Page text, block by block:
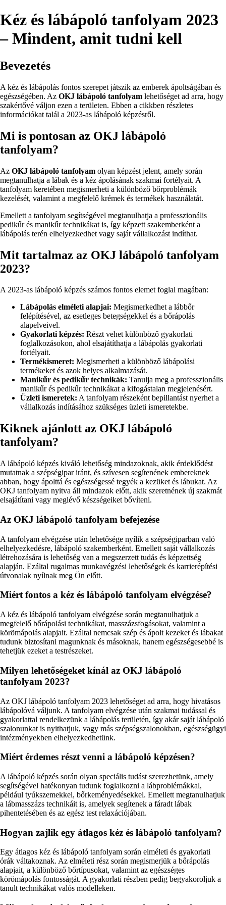
Kéz és lábápoló tanfolyam 2023
– Mindent, amit tudni kell
Bevezetés
A kéz és lábápolás fontos szerepet játszik az emberek ápoltságában és
egészségében. Az OKJ lábápoló tanfolyam lehetőséget ad arra, hogy
szakértővé váljon ezen a területen. Ebben a cikkben részletes
információkat talál a 2023-as lábápoló képzésről.
Mi is pontosan az OKJ lábápoló
tanfolyam?
Az OKJ lábápoló tanfolyam olyan képzést jelent, amely során
megtanulhatja a lábak és a kéz ápolásának szakmai fortélyait. A
tanfolyam keretében megismerheti a különböző bőrproblémák
kezelését, valamint a megfelelő krémek és termékek használatát.
Emellett a tanfolyam segítségével megtanulhatja a professzionális
pedikűr és manikűr technikákat is, így képzett szakemberként a
lábápolás terén elhelyezkedhet vagy saját vállalkozást indíthat.
Mit tartalmaz az OKJ lábápoló tanfolyam
2023?
A 2023-as lábápoló képzés számos fontos elemet foglal magában:
Lábápolás elméleti alapjai: Megismerkedhet a lábbőr
felépítésével, az esetleges betegségekkel és a bőrápolás
alapelveivel.
Gyakorlati képzés: Részt vehet különböző gyakorlati
foglalkozásokon, ahol elsajátíthatja a lábápolás gyakorlati
fortélyait.
Termékismeret: Megismerheti a különböző lábápolási
termékeket és azok helyes alkalmazását.
Manikűr és pedikűr technikák: Tanulja meg a professzionális
manikűr és pedikűr technikákat a kifogástalan megjelenésért.
Üzleti ismeretek: A tanfolyam részeként bepillantást nyerhet a
vállalkozás indításához szükséges üzleti ismeretekbe.
Kiknek ajánlott az OKJ lábápoló
tanfolyam?
A lábápoló képzés kiváló lehetőség mindazoknak, akik érdeklődést
mutatnak a szépségipar iránt, és szívesen segítenének embereknek
abban, hogy ápolttá és egészségessé tegyék a kezüket és lábukat. Az
OKJ tanfolyam nyitva áll mindazok előtt, akik szeretnének új szakmát
elsajátítani vagy meglévő készségeiket bővíteni.
Az OKJ lábápoló tanfolyam befejezése
A tanfolyam elvégzése után lehetősége nyílik a szépségiparban való
elhelyezkedésre, lábápoló szakemberként. Emellett saját vállalkozás
létrehozására is lehetőség van a megszerzett tudás és képzettség
alapján. Ezáltal rugalmas munkavégzési lehetőségek és karrierépítési
útvonalak nyílnak meg Ön előtt.
Miért fontos a kéz és lábápoló tanfolyam elvégzése?
A kéz és lábápoló tanfolyam elvégzése során megtanulhatjuk a
megfelelő bőrápolási technikákat, masszázsfogásokat, valamint a
körömápolás alapjait. Ezáltal nemcsak szép és ápolt kezeket és lábakat
tudunk biztosítani magunknak és másoknak, hanem egészségesebbé is
tehetjük ezeket a testrészeket.
Milyen lehetőségeket kínál az OKJ lábápoló
tanfolyam 2023?
Az OKJ lábápoló tanfolyam 2023 lehetőséget ad arra, hogy hivatásos
lábápolóvá váljunk. A tanfolyam elvégzése után szakmai tudással és
gyakorlattal rendelkezünk a lábápolás területén, így akár saját lábápoló
szalonunkat is nyithatjuk, vagy más szépségszalonokban, egészségügyi
intézményekben elhelyezkedhetünk.
Miért érdemes részt venni a lábápoló képzésen?
A lábápoló képzés során olyan speciális tudást szerezhetünk, amely
segítségével hatékonyan tudunk foglalkozni a lábproblémákkal,
például tyúkszemekkel, bőrkeményedésekkel. Emellett megtanulhatjuk
a lábmasszázs technikáit is, amelyek segítenek a fáradt lábak
pihentetésében és az egész test relaxációjában.
Hogyan zajlik egy átlagos kéz és lábápoló tanfolyam?
Egy átlagos kéz és lábápoló tanfolyam során elméleti és gyakorlati
órák váltakoznak. Az elméleti rész során megismerjük a bőrápolás
alapjait, a különböző bőrtípusokat, valamint az egészséges
körömápolás fontosságát. A gyakorlati részben pedig begyakoroljuk a
tanult technikákat valós modelleken.